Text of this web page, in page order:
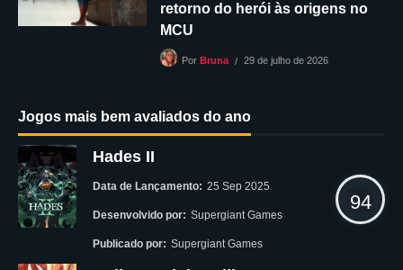
retorno do herói às origens no
MCU
Por Bruna 29 de julho de 2026
Jogos mais bem avaliados do ano
Hades II
Data de Lançamento: 25 Sep 2025
Desenvolvido por: Supergiant Games
Publicado por: Supergiant Games
94